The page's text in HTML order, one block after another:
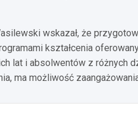
wskazał, że
kształcenia
lat i absolwentów z różnych
ma możliwość